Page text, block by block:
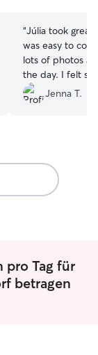
“Júlia took great
was easy to
lots of photos
the day. I felt
knowing Bo
Jenna T.
Tag für
betragen